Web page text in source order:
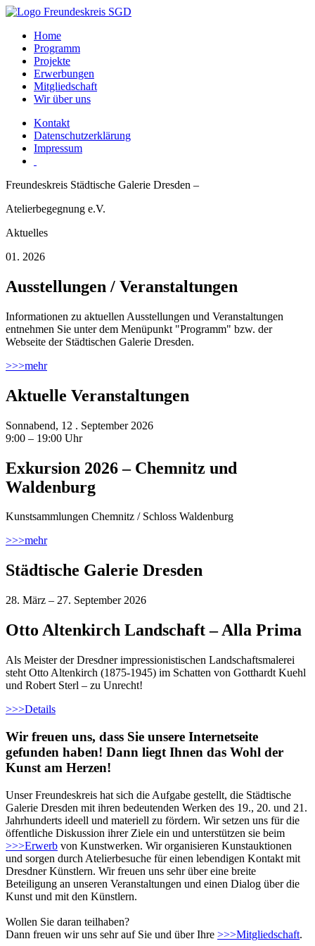
Home
Programm
Projekte
Erwerbungen
Mitgliedschaft
Wir über uns
Kontakt
Datenschutzerklärung
Impressum
Freundeskreis Städtische Galerie Dresden –
Atelierbegegnung e.V.
Aktuelles
01. 2026
Ausstellungen / Veranstaltungen
Informationen zu aktuellen Ausstellungen und Veranstaltungen
entnehmen Sie unter dem Menüpunkt "Programm" bzw. der
Webseite der Städtischen Galerie Dresden.
>>>mehr
Aktuelle Veranstaltungen
Sonnabend, 12 . September 2026
9:00 – 19:00 Uhr
Exkursion 2026 – Chemnitz und
Waldenburg
Kunstsammlungen Chemnitz / Schloss Waldenburg
>>>mehr
Städtische Galerie Dresden
28. März – 27. September 2026
Otto Altenkirch Landschaft – Alla Prima
Als Meister der Dresdner impressionistischen Landschaftsmalerei
steht Otto Altenkirch (1875-1945) im Schatten von Gotthardt Kuehl
und Robert Sterl – zu Unrecht!
>>>Details
Wir freuen uns, dass Sie unsere Internetseite
gefunden haben! Dann liegt Ihnen das Wohl der
Kunst am Herzen!
Unser Freundeskreis hat sich die Aufgabe gestellt, die Städtische
Galerie Dresden mit ihren bedeutenden Werken des 19., 20. und 21.
Jahrhunderts ideell und materiell zu fördern. Wir setzen uns für die
öffentliche Diskussion ihrer Ziele ein und unterstützen sie beim
>>>Erwerb von Kunstwerken. Wir organisieren Kunstauktionen
und sorgen durch Atelierbesuche für einen lebendigen Kontakt mit
Dresdner Künstlern. Wir freuen uns sehr über eine breite
Beteiligung an unseren Veranstaltungen und einen Dialog über die
Kunst und mit den Künstlern.
Wollen Sie daran teilhaben?
Dann freuen wir uns sehr auf Sie und über Ihre >>>Mitgliedschaft.